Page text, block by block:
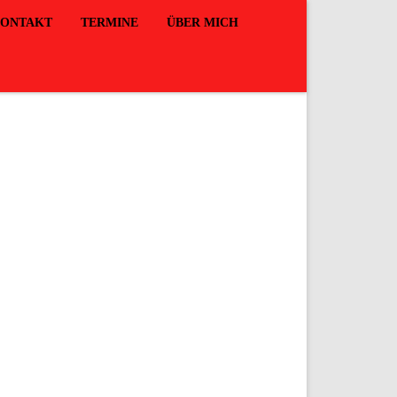
TERMINE ÜBER MICH